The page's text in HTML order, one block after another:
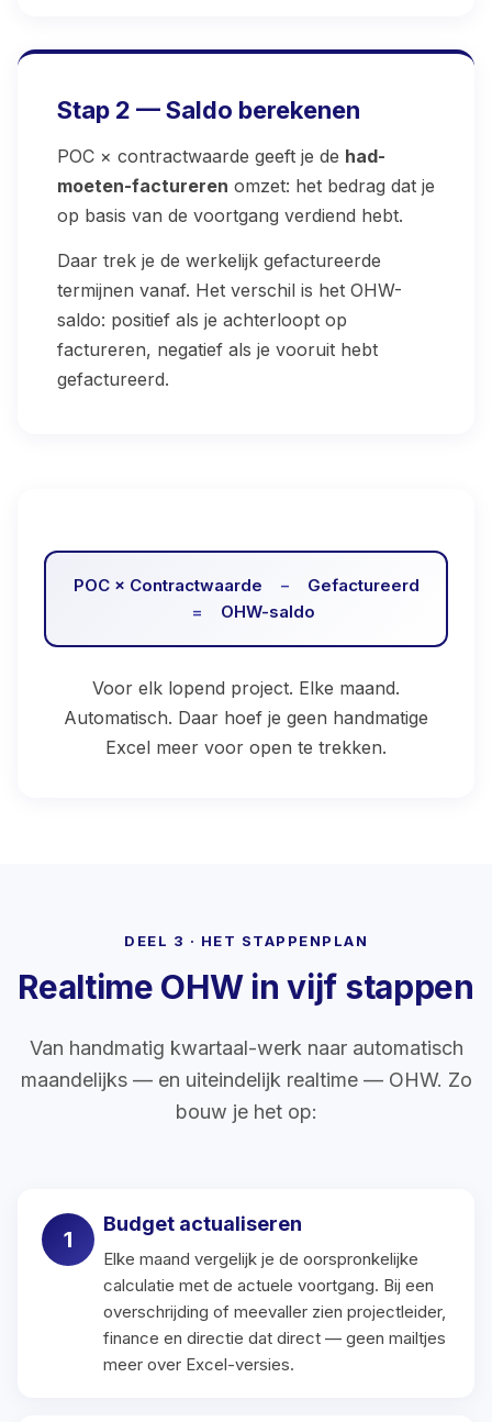
Stap 2 — Saldo berekenen
POC × contractwaarde geeft je de had-
moeten-factureren omzet: het bedrag dat je
op basis van de voortgang verdiend hebt.
Daar trek je de werkelijk gefactureerde
termijnen vanaf. Het verschil is het OHW-
saldo: positief als je achterloopt op
factureren, negatief als je vooruit hebt
gefactureerd.
POC × Contractwaarde −
Gefactureerd
=
OHW-saldo
Voor elk lopend project. Elke maand.
Automatisch. Daar hoef je geen handmatige
Excel meer voor open te trekken.
DEEL 3 · HET STAPPENPLAN
Realtime OHW in vijf stappen
Van handmatig kwartaal-werk naar automatisch
maandelijks — en uiteindelijk realtime — OHW. Zo
bouw je het op:
Budget actualiseren
Elke maand vergelijk je de oorspronkelijke
calculatie met de actuele voortgang. Bij een
overschrijding of meevaller zien projectleider,
finance en directie dat direct — geen mailtjes
meer over Excel-versies.